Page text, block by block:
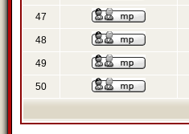
47
48
49
50